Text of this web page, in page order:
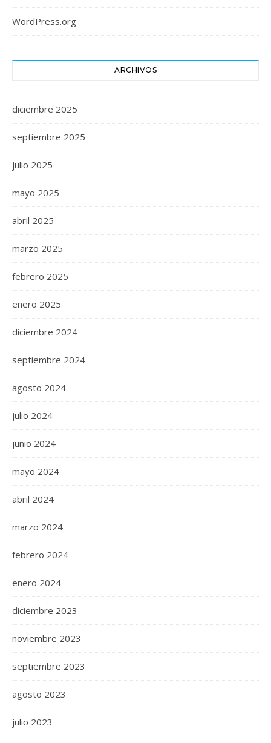
WordPress.org
ARCHIVOS
diciembre 2025
septiembre 2025
julio 2025
mayo 2025
abril 2025
marzo 2025
febrero 2025
enero 2025
diciembre 2024
septiembre 2024
agosto 2024
julio 2024
junio 2024
mayo 2024
abril 2024
marzo 2024
febrero 2024
enero 2024
diciembre 2023
noviembre 2023
septiembre 2023
agosto 2023
julio 2023